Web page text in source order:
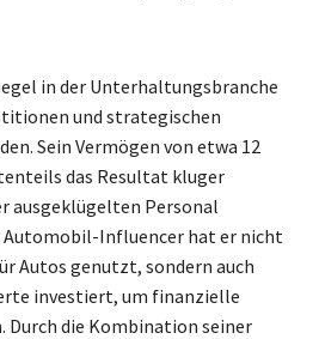
in der Unterhaltungsbranche
und strategischen
Sein Vermögen von etwa 12
das Resultat kluger
ausgeklügelten Personal
Automobil-Influencer hat er nicht
Autos genutzt, sondern auch
investiert, um finanzielle
Durch die Kombination seiner